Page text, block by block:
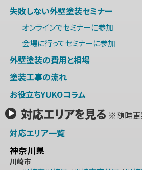
失敗しない外壁塗装セミナー
オンラインでセミナーに参加
会場に行ってセミナーに参加
外壁塗装の費用と相場
塗装工事の流れ
お役立ちYUKOコラム
対応エリアを見る ※随時更
対応エリア一覧
神奈川県
川崎市